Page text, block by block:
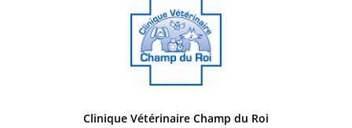
Clinique Vétérinaire Champ du Roi